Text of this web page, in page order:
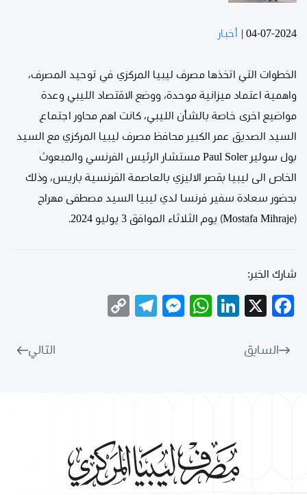
04-07-2024 أخبار
الخطوات التي اتخذها مصرف ليبيا المركزي في توحيد المصرف،
واهمية اعتماد ميزانية موحدة، ووضع الاقتصاد الليبي وعدة
مواضيع اخرى خاصة بالشأن الليبي، كانت اهم محاور اجتماع
السيد الصديق عمر الكبير محافظ مصرف ليبيا المركزي مع السيد
بول سولير Paul Soler مستشار الرئيس الفرنسي والمبعوث
الخاص الى ليبيا بقصر الاليزي بالعاصمة الفرنسية باريس، وذلك
بحضور سعادة سفير فرنسا لدي ليبيا السيد مصطفى مهراج
(Mostafa Mihraje) يوم الثلاثاء الموافق 3 يوليو 2024.
شارك الخبر:
Facebook
X
LinkedIn
WhatsApp
Messenger
Telegram
السابق التالي